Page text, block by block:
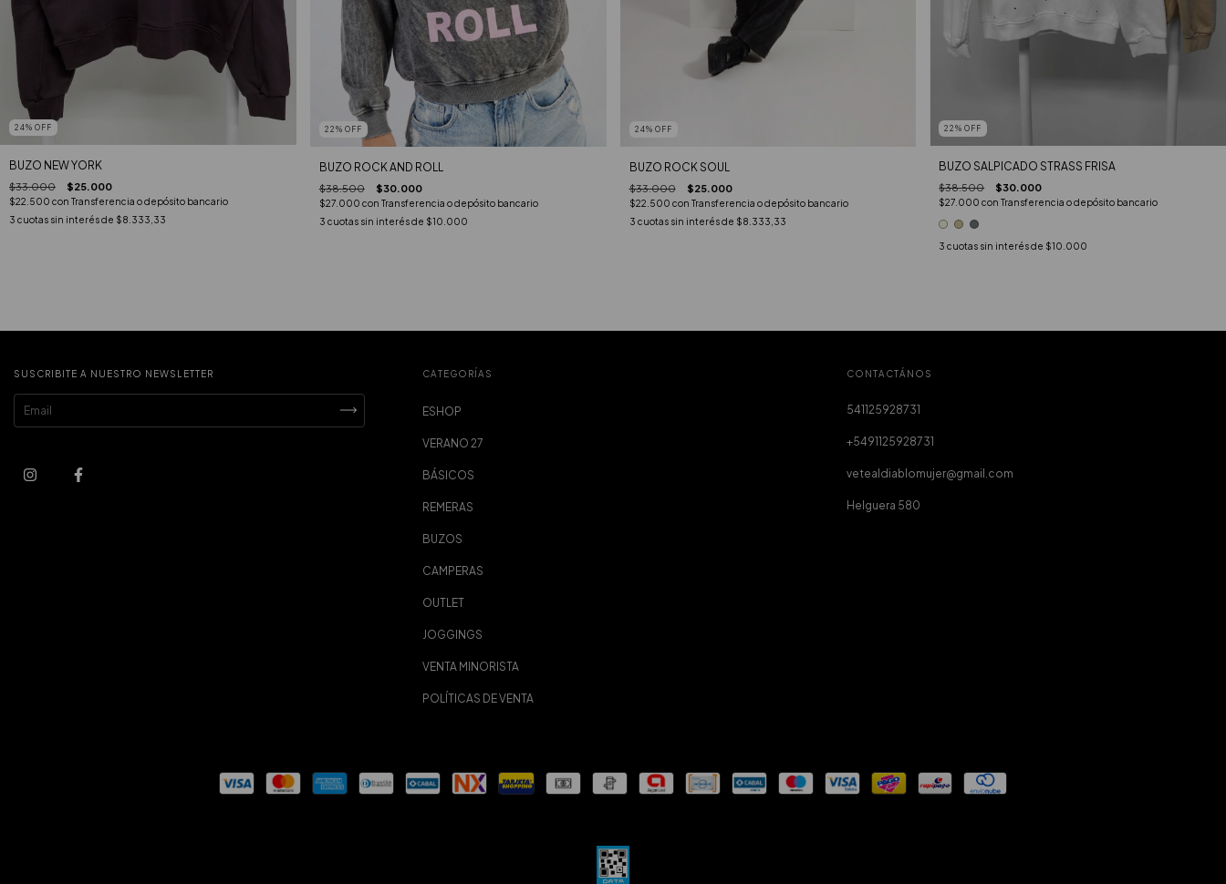
24% OFF
BUZO NEW YORK
$33.000 $25.000
$22.500 con Transferencia o depósito bancario
3 cuotas sin interés de $8.333,33
22 % OFF
BUZO ROCK AND ROLL
$38.500 $30.000
$27.000 con Transferencia o depósito bancario
3 cuotas sin interés de $10.000
24% OFF
BUZO ROCK SOUL
$33.000 $25.000
$22.500 con Transferencia o depósito bancario
3 cuotas sin interés de $8.333,33
22%OFF
BUZO SALPICADO STRASS FRISA
$38.500 $30.000
$27.000con Transferencia o depósito bancario
3 cuotas sin interés de $10.000
SUSCRIBITE A NUESTRO NEWSLETTER CATEGORÍAS
ESHOP
VERANO 27
BÁSICOS
REMERAS
BUZOS
CAMPERAS
OUTLET
JOGGINGS
VENTA MINORISTA
POLÍTICAS DE VENTA
CONTACTÁNOS
541125928731
+5491125928731
vetealdiablomujer@gmail.com
Helguera 580